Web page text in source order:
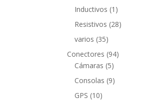
productos
Inductivos 1 1
producto
Resistivos 2828
varios 3535
productos
Conectores 9494
Cámaras 55
productos
Consolas 99
GPS 1010